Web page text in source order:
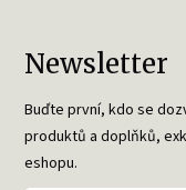
Newsletter
Buďte první, kdo se
produktů a doplňků,
eshopu.